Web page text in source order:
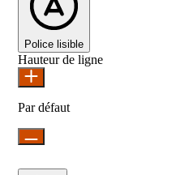
Police lisible
Hauteur de ligne
Par défaut